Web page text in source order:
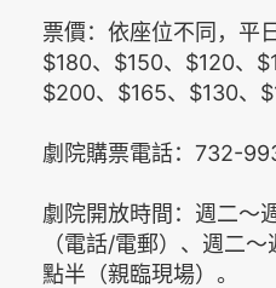
票價：依座位不同，平
$180、$150、$120、
$200、$165、$130、
劇院購票電話：732-
劇院開放時間：週二～
（電話/電郵）、週二
點半（親臨現場）。